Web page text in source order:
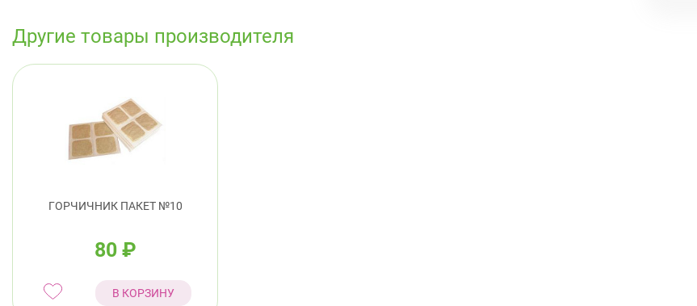
Другие товары производителя
ГОРЧИЧНИК ПАКЕТ №10
80 ₽
В КОРЗИНУ